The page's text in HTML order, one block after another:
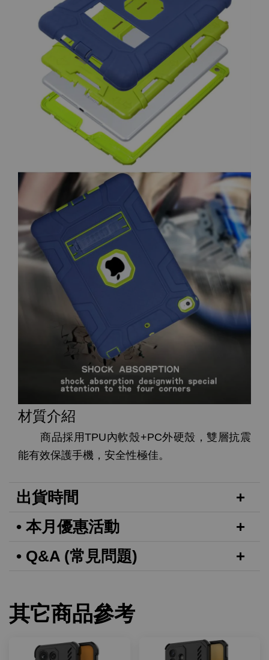
材質介紹
商品採用TPU內軟殼+PC外硬殼，雙層抗震
能有效保護手機，安全性極佳。
出貨時間
• 本月優惠活動
• Q&A (常見問題)
其它商品參考